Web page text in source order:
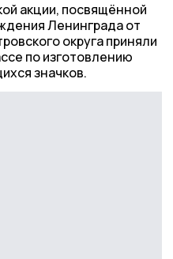
акции, посвящённой
Ленинграда от
округа приняли
по изготовлению
значков.